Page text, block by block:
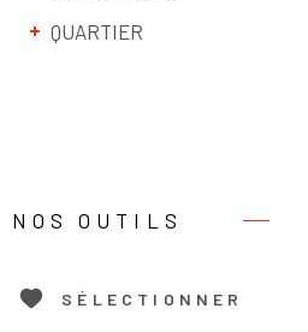
QUARTIER
NOS OUTILS
SÉLECTIONNER